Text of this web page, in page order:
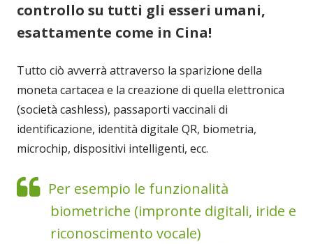
controllo su tutti gli esseri umani,
esattamente come in Cina!
Tutto ciò avverrà attraverso la sparizione della
moneta cartacea e la creazione di quella elettronica
(società cashless), passaporti vaccinali di
identificazione, identità digitale QR, biometria,
microchip, dispositivi intelligenti, ecc.
Per esempio le funzionalità
biometriche (impronte digitali, iride e
riconoscimento vocale)